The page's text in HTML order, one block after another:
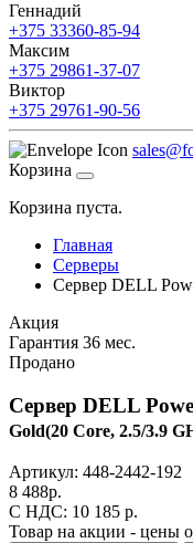
Геннадий
+375 33360-85-94
Максим
+375 29861-37-07
Виктор
+375 29761-90-56
Корзина
Корзина пуста.
Главная
Серверы
Сервер DELL
Акция
Гарантия 36 мес.
Продано
Сервер DELL
Gold(20 Core, 2.5/3.9
Артикул: 448-2442-192
8 488р.
C НДС: 10 185 р.
Товар на акции - цены